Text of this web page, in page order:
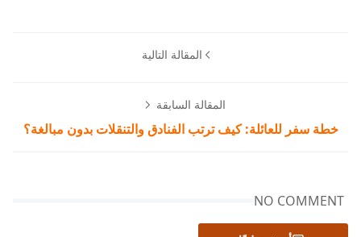
المقالة التالية
المقالة السابقة
خطة سفر للعائلة: كيف ترتب الفنادق والتنقلات بدون مبالغة؟
NO COMMENT